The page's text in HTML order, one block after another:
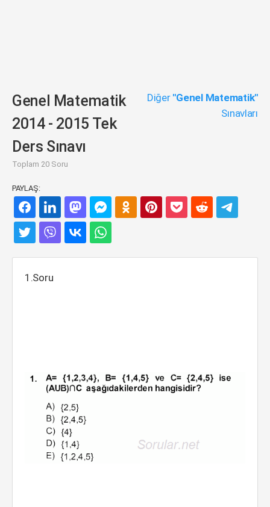
Genel Matematik
2014 - 2015 Tek
Ders Sınavı
Toplam 20 Soru
Diğer "Genel Matematik"
Sınavları
PAYLAŞ:
1.Soru